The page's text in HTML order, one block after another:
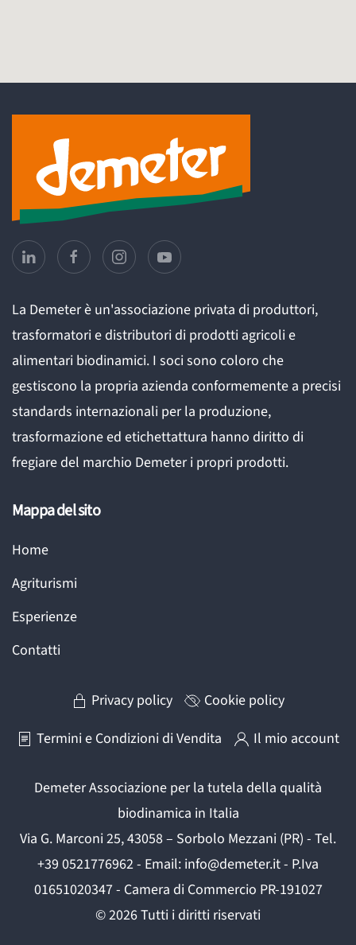
La Demeter è un'associazione privata di produttori,
trasformatori e distributori di prodotti agricoli e
alimentari biodinamici. I soci sono coloro che
gestiscono la propria azienda conformemente a precisi
standards internazionali per la produzione,
trasformazione ed etichettattura hanno diritto di
fregiare del marchio Demeter i propri prodotti.
Mappa del sito
Home
Agriturismi
Esperienze
Contatti
Privacy policy
Cookie policy
Termini e Condizioni di Vendita
Il mio account
Demeter Associazione per la tutela della qualità
biodinamica in Italia
Via G. Marconi 25, 43058 – Sorbolo Mezzani (PR) - Tel.
+39 0521776962 - Email: info@demeter.it - P.Iva
01651020347 - Camera di Commercio PR-191027
©2026Tutti i diritti riservati